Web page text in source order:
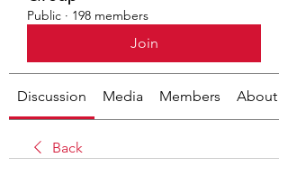
Public · 198 members
Join
Discussion Media Members About
Back